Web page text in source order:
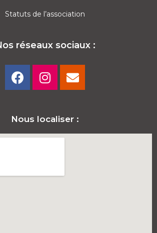
Statuts de l’association
réseaux sociaux :
Nous localiser :